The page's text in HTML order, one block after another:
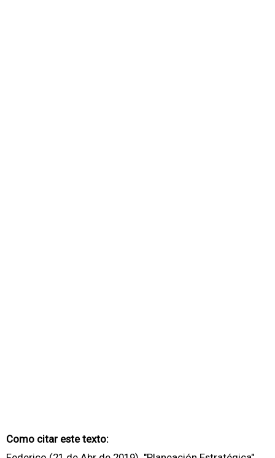
Como citar este texto: